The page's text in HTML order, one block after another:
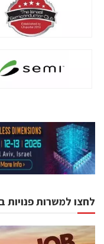
לחצו למשרות פנויות